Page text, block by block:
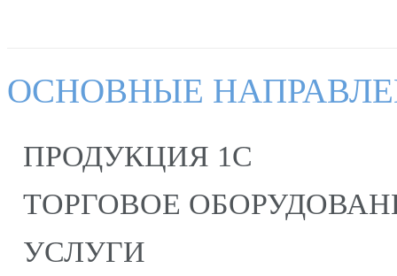
ОСНОВНЫЕ
ПРОДУКЦИЯ 1С
ТОРГОВОЕ
УСЛУГИ